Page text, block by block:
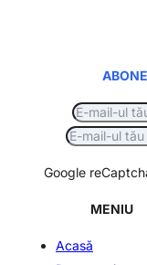
Google
MENIU
Acasă